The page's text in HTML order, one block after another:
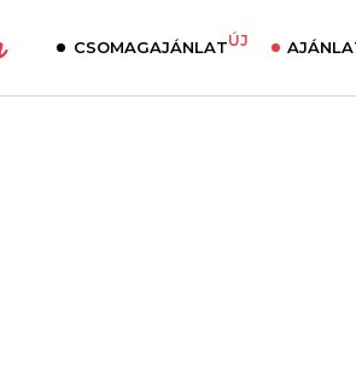
CSOMAGAJÁNLATÚJ